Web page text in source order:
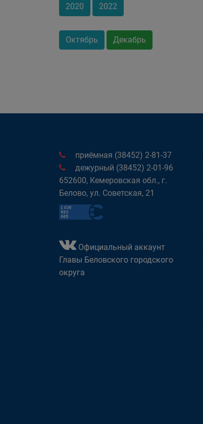
2020 2022
Октябрь Декабрь
приёмная (38452) 2-81-37
дежурный (38452) 2-01-96
652600, Кемеровская обл., г.
Белово, ул. Советская, 21
Официальный аккаунт
Главы Беловского городского
округа